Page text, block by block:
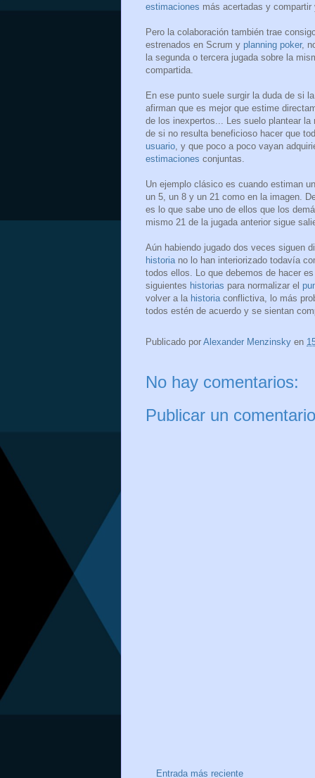
estimaciones más acertadas y compartir
Pero la colaboración también trae
estrenados en Scrum y planning poker,
la segunda o tercera jugada sobre la
compartida.
En ese punto suele surgir la duda de si la
afirman que es mejor que estime
de los inexpertos... Les suelo plantear
de si no resulta beneficioso hacer que
usuario , y que poco a poco vayan
estimaciones conjuntas.
Un ejemplo clásico es cuando estiman
un 5, un 8 y un 21 como en la imagen.
es lo que sabe uno de ellos que los
mismo 21 de la jugada anterior sigue
Aún habiendo jugado dos veces siguen
historia no lo han interiorizado todavía
todos ellos. Lo que debemos de hacer
siguientes historias para normalizar el
volver a la historia conflictiva, lo más
todos estén de acuerdo y se sientan
Publicado por Alexander Menzinsky en
No hay comentarios:
Publicar un comentario
Entrada más reciente